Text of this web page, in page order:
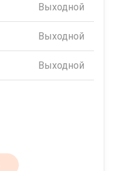
Выходной
Выходной
Выходной